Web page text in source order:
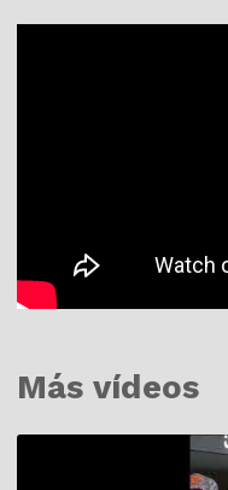
Más vídeos